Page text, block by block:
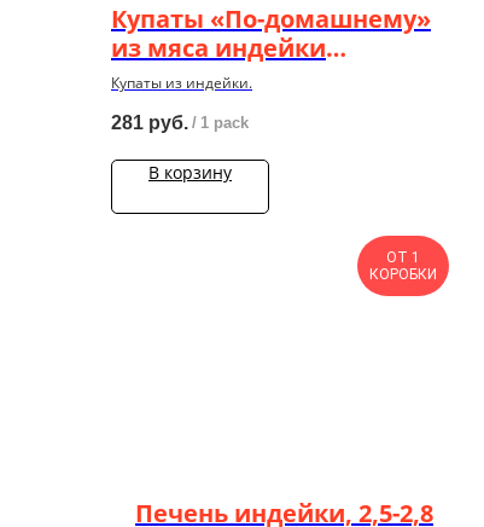
Купаты «По-домашнему»
из мяса индейки
"ИндиЛайт" лоток ГВУ
Купаты из индейки.
281 руб. / 1 pack
В корзину
ОТ 1
КОРОБКИ
Печень индейки, 2,5-2,8